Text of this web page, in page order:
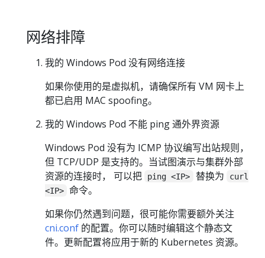
网络排障
我的 Windows Pod 没有网络连接
如果你使用的是虚拟机，请确保所有 VM 网卡上
都已启用 MAC spoofing。
我的 Windows Pod 不能 ping 通外界资源
Windows Pod 没有为 ICMP 协议编写出站规则，
但 TCP/UDP 是支持的。当试图演示与集群外部
资源的连接时， 可以把
ping <IP> 替换为
curl
<IP> 命令。
如果你仍然遇到问题，很可能你需要额外关注
cni.conf 的配置。你可以随时编辑这个静态文
件。更新配置将应用于新的 Kubernetes 资源。